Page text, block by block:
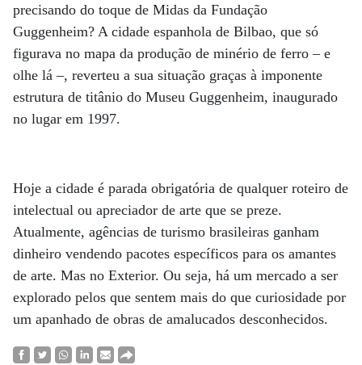
precisando do toque de Midas da Fundação
Guggenheim? A cidade espanhola de Bilbao, que só
figurava no mapa da produção de minério de ferro – e
olhe lá –, reverteu a sua situação graças à imponente
estrutura de titânio do Museu Guggenheim, inaugurado
no lugar em 1997.
Hoje a cidade é parada obrigatória de qualquer roteiro de
intelectual ou apreciador de arte que se preze.
Atualmente, agências de turismo brasileiras ganham
dinheiro vendendo pacotes específicos para os amantes
de arte. Mas no Exterior. Ou seja, há um mercado a ser
explorado pelos que sentem mais do que curiosidade por
um apanhado de obras de amalucados desconhecidos.